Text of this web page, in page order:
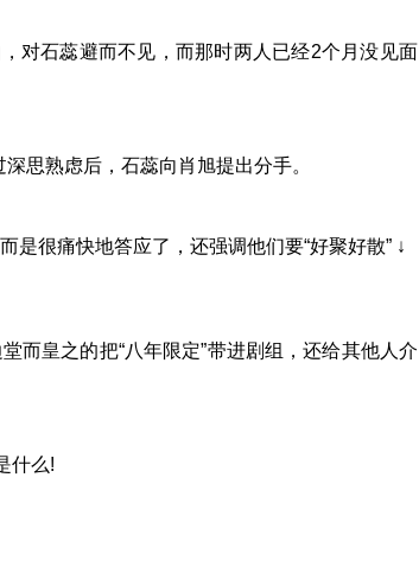
对石蕊避而不见，而那时两人已经2个月没见面
思熟虑后，石蕊向肖旭提出分手。
是很痛快地答应了，还强调他们要“好聚好散” ↓
而皇之的把“八年限定”带进剧组，还给其他人介
什么!